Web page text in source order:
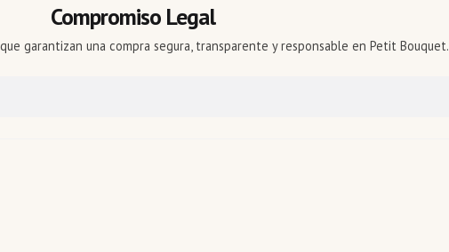
Compromiso Legal
garantizan una compra segura, transparente y responsable en Petit Bouquet.